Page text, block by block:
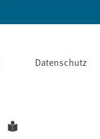
Datenschutz